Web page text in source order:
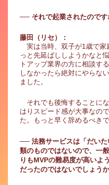
── それで起業されたのです
藤田（リセ）：
実は当時、双子が1歳で家
っと先延ばししようかなと
トアップ業界の方に相談す
しなかったら絶対にやらな
ました。
それでも後悔することに
はりスピード感が大事なの
た。もっと早く辞めるべきで
── 法務サービスは「だいた
類のものではないので、一
りもMVPの難易度が高いよ
だったのではないでしょうか